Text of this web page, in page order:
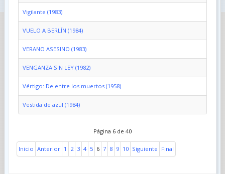
Vigilante (1983)
VUELO A BERLÍN (1984)
VERANO ASESINO (1983)
VENGANZA SIN LEY (1982)
Vértigo: De entre los muertos (1958)
Vestida de azul (1984)
Página 6 de 40
Inicio Anterior 1 2 3 4 5 6 7 8 9 10 Siguiente Final